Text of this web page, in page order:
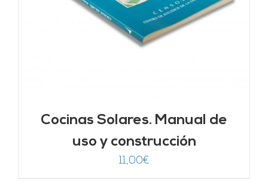
Cocinas Solares. Manual de
uso y construcción
11,00€